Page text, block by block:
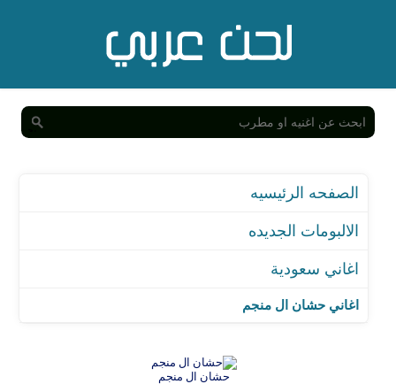
الالبومات الجديده
اغاني سعودية
اغاني حشان ال منجم
حشان ال منجم